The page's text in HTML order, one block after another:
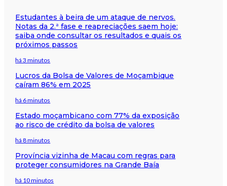
Estudantes à beira de um ataque de nervos.
Notas da 2.ª fase e reapreciações saem hoje:
saiba onde consultar os resultados e quais os
próximos passos
há 3 minutos
Lucros da Bolsa de Valores de Moçambique
caíram 86% em 2025
há 6 minutos
Estado moçambicano com 77% da exposição
ao risco de crédito da bolsa de valores
há 8 minutos
Província vizinha de Macau com regras para
proteger consumidores na Grande Baía
há 10 minutos